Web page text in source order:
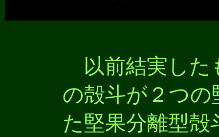
以前結実した
の殻斗が２つ
た堅果分離型